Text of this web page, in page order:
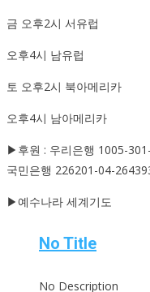
금 오후2시 서유럽
오후4시 남유럽
토 오후2시 북아메리카
오후4시 남아메리카
▶후원 : 우리은행 1005-
국민은행 226201-04-
▶예수나라 세계기도
No Title
No Description